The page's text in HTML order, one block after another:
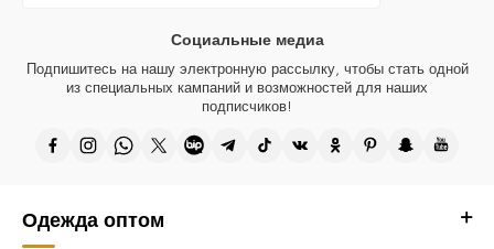
Дизайн всей нашей продукции принадлежит нашей компании и
производится в Турции.
Благодарим вас за посещение Kazee Official, оптового сайта нашего
оптового магазина женской одежды Kazee.
Социальные медиа
Подпишитесь на нашу электронную рассылку, чтобы стать одной
из специальных кампаний и возможностей для наших
подписчиков!
Одежда оптом